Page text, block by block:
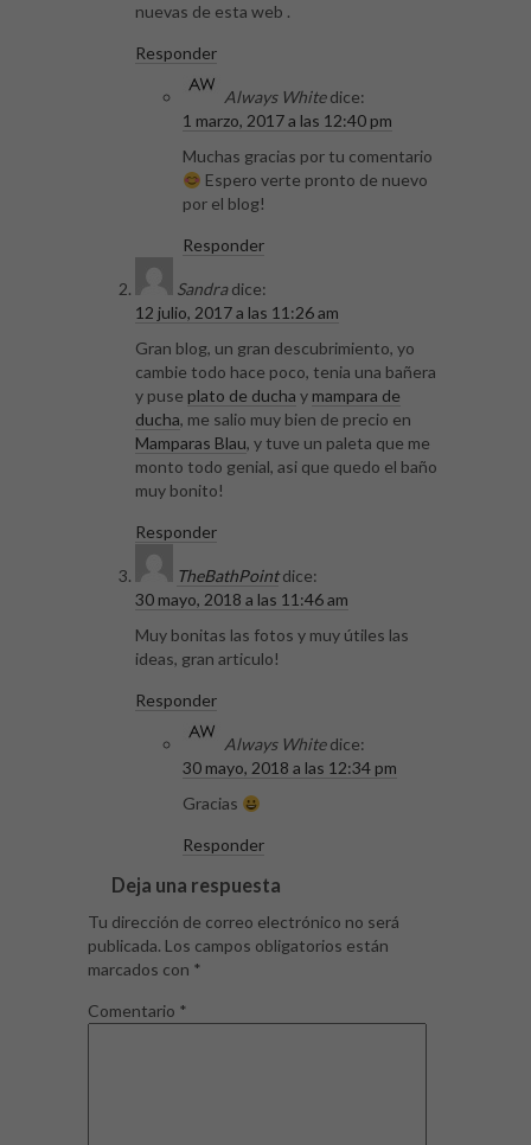
nuevas de esta web .
Responder
Always White dice:
1 marzo, 2017 a las 12:40 pm
Muchas gracias por tu comentario
Espero verte pronto de nuevo
por el blog!
Responder
Sandra dice:
12 julio, 2017 a las 11:26 am
Gran blog, un gran descubrimiento, yo
cambie todo hace poco, tenia una bañera
y puse plato de ducha y mampara de
ducha, me salio muy bien de precio en
Mamparas Blau, y tuve un paleta que me
monto todo genial, asi que quedo el baño
muy bonito!
Responder
TheBathPoint dice:
30 mayo, 2018 a las 11:46 am
Muy bonitas las fotos y muy útiles las
ideas, gran articulo!
Responder
Always White dice:
30 mayo, 2018 a las 12:34 pm
Gracias
Responder
Deja una respuesta
Tu dirección de correo electrónico no será
publicada. Los campos obligatorios están
marcados con *
Comentario *